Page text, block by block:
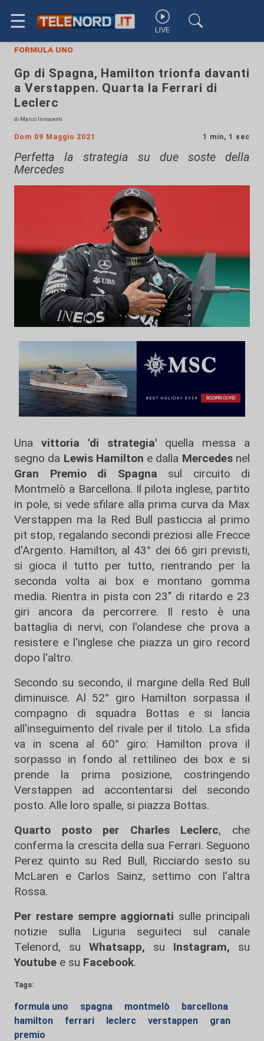
☰ LIVE
formula uno
Gp di Spagna, Hamilton trionfa davanti
a Verstappen. Quarta la Ferrari di
Leclerc
di Marco Innocenti
Dom 09 Maggio 2021 1 min, 1 sec
Perfetta la strategia su due soste della
Mercedes
Una vittoria 'di strategia' quella messa a
segno da Lewis Hamilton e dalla Mercedesnel
Gran Premio di Spagna sul circuito di
Montmelò a Barcellona. Il pilota inglese, partito
in pole, si vede sfilare alla prima curva da Max
Verstappen ma la Red Bull pasticcia al primo
pit stop, regalando secondi preziosi alle Frecce
d'Argento. Hamilton, al 43° dei 66 giri previsti,
si gioca il tutto per tutto, rientrando per la
seconda volta ai box e montano gomma
media. Rientra in pista con 23" di ritardo e 23
giri ancora da percorrere. Il resto è una
battaglia di nervi, con l'olandese che prova a
resistere e l'inglese che piazza un giro record
dopo l'altro.
Secondo su secondo, il margine della Red Bull
diminuisce. Al 52° giro Hamilton sorpassa il
compagno di squadra Bottas e si lancia
all'inseguimento del rivale per il titolo. La sfida
va in scena al 60° giro: Hamilton prova il
sorpasso in fondo al rettilineo dei box e si
prende la prima posizione, costringendo
Verstappen ad accontentarsi del secondo
posto. Alle loro spalle, si piazza Bottas.
Quarto posto per Charles Leclerc, che
conferma la crescita della sua Ferrari. Seguono
Perez quinto su Red Bull, Ricciardo sesto su
McLaren e Carlos Sainz, settimo con l'altra
Rossa.
Per restare sempre aggiornati sulle principali
notizie sulla Liguria seguiteci sul canale
Telenord, su
Whatsapp, su Instagram, su
Youtube e su Facebook.
Tags:
formula uno spagna montmelò
barcellona
hamilton
ferrari leclerc verstappen
gran
premio